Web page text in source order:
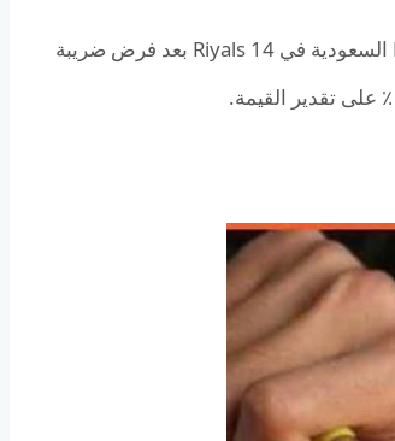
قررت سلطات Okaz أن يتم بيع السجائر التي يتم بيعها في 11 Riyals السعودية في 14 Riyals بعد فرض ضريبة